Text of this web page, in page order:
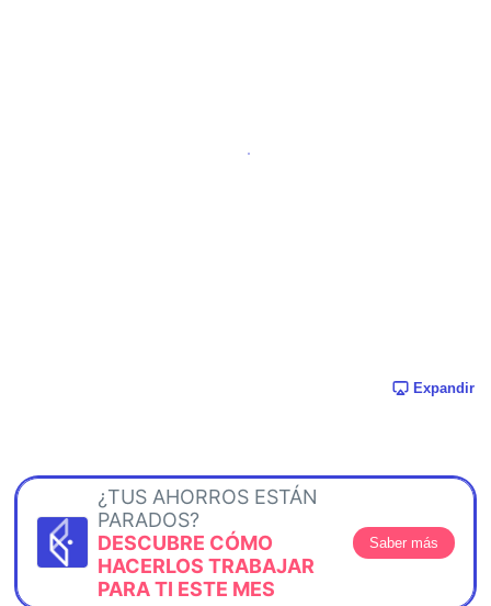
Expandir
¿TUS AHORROS ESTÁN
PARADOS?
DESCUBRE CÓMO
HACERLOS TRABAJAR
PARA TI ESTE MES
Saber más